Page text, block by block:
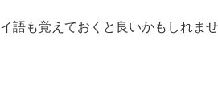
語も覚えておくと良いかもしれま